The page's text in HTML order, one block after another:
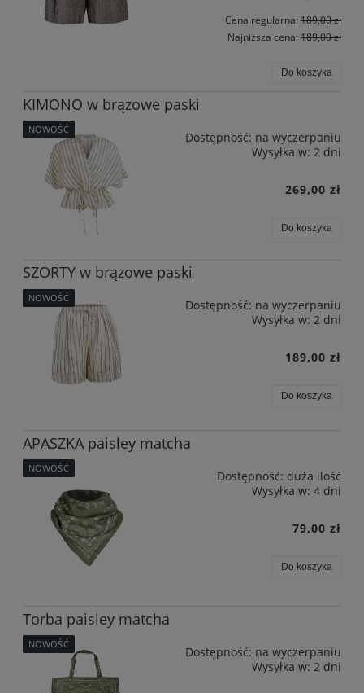
Cena regularna: 189,00 zł
Najniższa cena: 189,00 zł
Do koszyka
KIMONO w brązowe paski
Dostępność: na wyczerpaniu
Wysyłka w: 2 dni
269,00 zł
Do koszyka
NOWOŚĆ
SZORTY w brązowe paski
Dostępność: na wyczerpaniu
Wysyłka w: 2 dni
189,00 zł
Do koszyka
NOWOŚĆ
APASZKA paisley matcha
Dostępność: duża ilość
Wysyłka w: 4 dni
79,00 zł
Do koszyka
NOWOŚĆ
Torba paisley matcha
Dostępność: na wyczerpaniu
Wysyłka w: 2 dni
NOWOŚĆ